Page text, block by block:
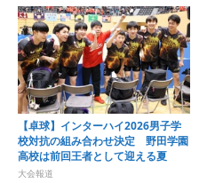
【卓球】インターハイ2026男子学
校対抗の組み合わせ決定 野田学園
高校は前回王者として迎える夏
大会報道